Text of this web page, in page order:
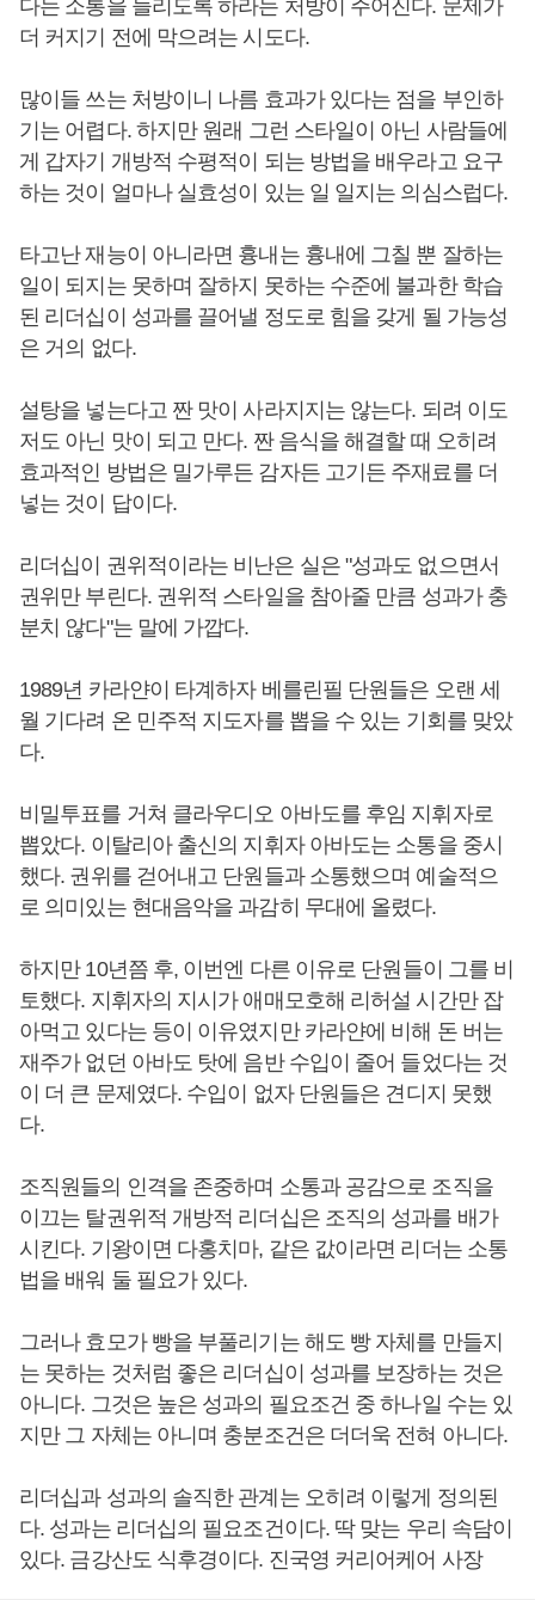
다는 소통을 늘리도록 하라는 처방이 주어진다. 문제가
더 커지기 전에 막으려는 시도다.
많이들 쓰는 처방이니 나름 효과가 있다는 점을 부인하
기는 어렵다. 하지만 원래 그런 스타일이 아닌 사람들에
게 갑자기 개방적 수평적이 되는 방법을 배우라고 요구
하는 것이 얼마나 실효성이 있는 일 일지는 의심스럽다.
타고난 재능이 아니라면 흉내는 흉내에 그칠 뿐 잘하는
일이 되지는 못하며 잘하지 못하는 수준에 불과한 학습
된 리더십이 성과를 끌어낼 정도로 힘을 갖게 될 가능성
은 거의 없다.
설탕을 넣는다고 짠 맛이 사라지지는 않는다. 되려 이도
저도 아닌 맛이 되고 만다. 짠 음식을 해결할 때 오히려
효과적인 방법은 밀가루든 감자든 고기든 주재료를 더
넣는 것이 답이다.
리더십이 권위적이라는 비난은 실은 "성과도 없으면서
권위만 부린다. 권위적 스타일을 참아줄 만큼 성과가 충
분치 않다"는 말에 가깝다.
1989년 카라얀이 타계하자 베를린필 단원들은 오랜 세
월 기다려 온 민주적 지도자를 뽑을 수 있는 기회를 맞았
다.
비밀투표를 거쳐 클라우디오 아바도를 후임 지휘자로
뽑았다. 이탈리아 출신의 지휘자 아바도는 소통을 중시
했다. 권위를 걷어내고 단원들과 소통했으며 예술적으
로 의미있는 현대음악을 과감히 무대에 올렸다.
하지만 10년쯤 후, 이번엔 다른 이유로 단원들이 그를 비
토했다. 지휘자의 지시가 애매모호해 리허설 시간만 잡
아먹고 있다는 등이 이유였지만 카라얀에 비해 돈 버는
재주가 없던 아바도 탓에 음반 수입이 줄어 들었다는 것
이 더 큰 문제였다. 수입이 없자 단원들은 견디지 못했
다.
조직원들의 인격을 존중하며 소통과 공감으로 조직을
이끄는 탈권위적 개방적 리더십은 조직의 성과를 배가
시킨다. 기왕이면 다홍치마, 같은 값이라면 리더는 소통
법을 배워 둘 필요가 있다.
그러나 효모가 빵을 부풀리기는 해도 빵 자체를 만들지
는 못하는 것처럼 좋은 리더십이 성과를 보장하는 것은
아니다. 그것은 높은 성과의 필요조건 중 하나일 수는 있
지만 그 자체는 아니며 충분조건은 더더욱 전혀 아니다.
리더십과 성과의 솔직한 관계는 오히려 이렇게 정의된
다. 성과는 리더십의 필요조건이다. 딱 맞는 우리 속담이
있다. 금강산도 식후경이다. 진국영 커리어케어 사장